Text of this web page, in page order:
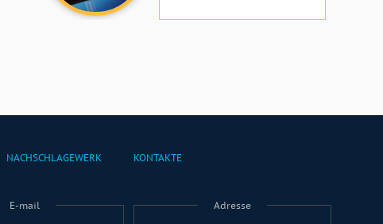
NACHSCHLAGEWERK KONTAKTE
E-mail Adresse